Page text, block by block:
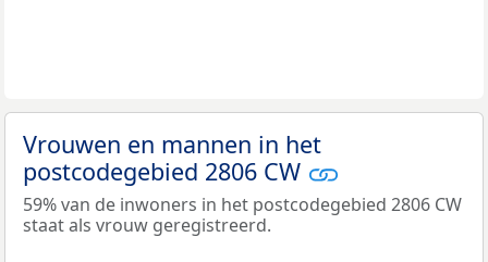
Vrouwen en mannen in het
postcodegebied 2806 CW
59% van de inwoners in het postcodegebied 2806 CW
staat als vrouw geregistreerd.